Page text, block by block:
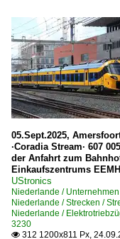
Provinzen
Gelderland
Regional- und
IC
ICD
NJ
SPR
Sonstiges
05.Sept.2025,
·Coradia Stream· 607
der Anfahrt zum
Einkaufszentrums
UStronics
Niederlande /
Niederlande / Strecken /
Niederlande /
3230
 312 1200x811 Px,